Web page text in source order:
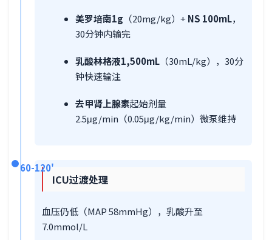
美罗培南1g （20mg/kg）+NS 100mL，
30分钟内输完
乳酸林格液1,500mL （30mL/kg），30分
钟快速输注
去甲肾上腺素起始剂量
2.5μg/min（0.05μg/kg/min）微泵维持
60-120'
ICU过渡处理
血压仍低（MAP 58mmHg），乳酸升至
7.0mmol/L